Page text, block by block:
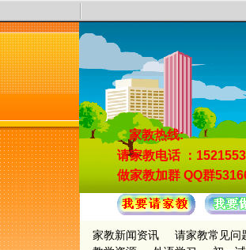
家教热线:
请家教电话 ：
做家教加群 QQ群
家教新闻资讯 请家教常见问